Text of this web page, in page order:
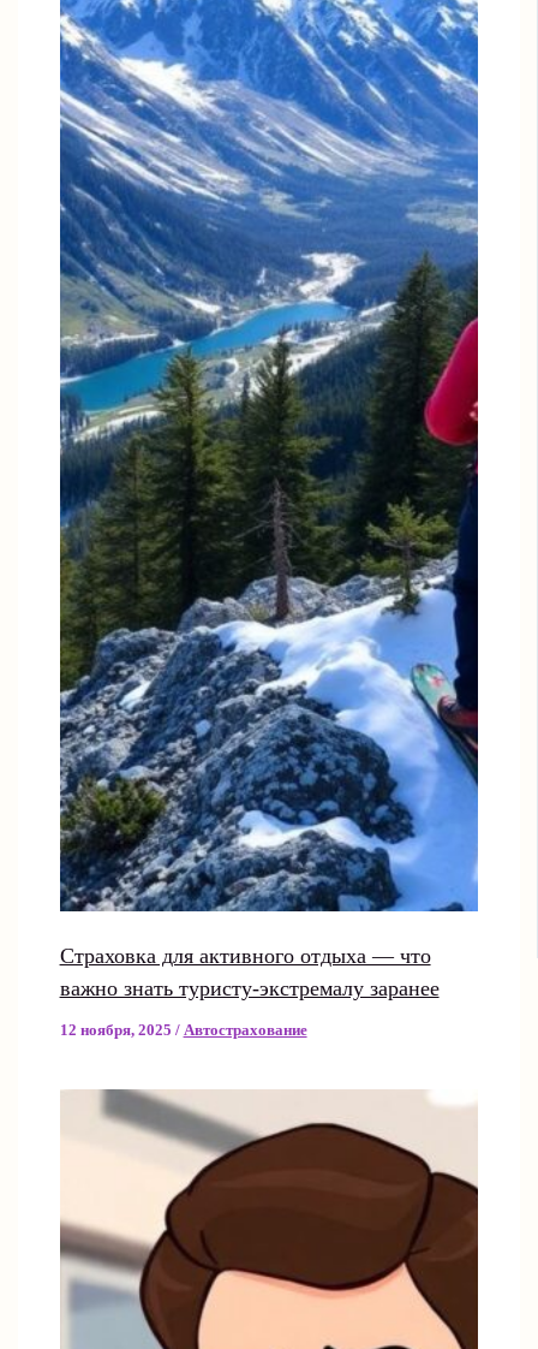
Страховка для активного отдыха — что
важно знать туристу-экстремалу заранее
12 ноября, 2025 / Автострахование